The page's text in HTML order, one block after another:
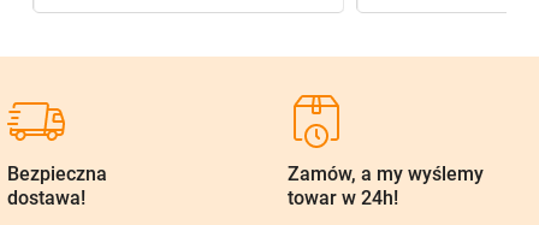
Bezpieczna
dostawa!
Zamów, a my wyślemy
towar w 24h!